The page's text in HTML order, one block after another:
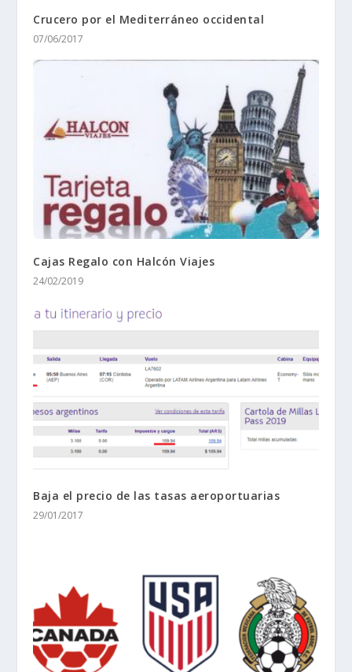
Crucero por el Mediterráneo occidental
07/06/2017
Cajas Regalo con Halcón Viajes
24/02/2019
Baja el precio de las tasas aeroportuarias
29/01/2017